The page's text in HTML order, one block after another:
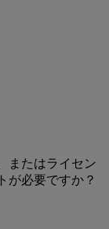
またはライセン
が必要ですか？